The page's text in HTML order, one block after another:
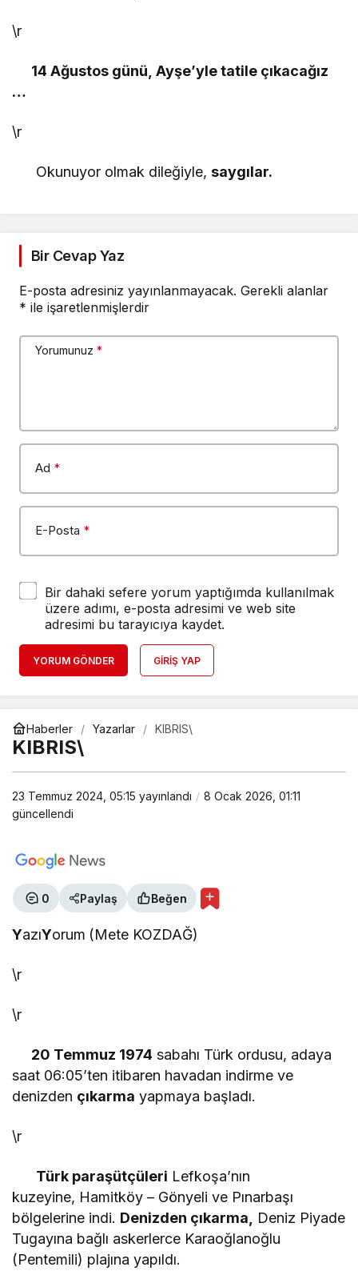
\r
14 Ağustos günü, Ayşe’yle tatile çıkacağız
…
\r
Okunuyor olmak dileğiyle,saygılar.
Bir Cevap Yaz
E-posta adresiniz yayınlanmayacak. Gerekli alanlar
* ile işaretlenmişlerdir
Yorumunuz *
Ad *
E-Posta *
Bir dahaki sefere yorum yaptığımda kullanılmak
üzere adımı, e-posta adresimi ve web site
adresimi bu tarayıcıya kaydet.
YORUM GÖNDER GIRIŞ YAP
Haberler Yazarlar KIBRIS\
KIBRIS\
23 Temmuz 2024, 05:15 yayınlandı
8 Ocak 2026, 01:11
güncellendi
0 Paylaş Beğen
YazıYorum (Mete KOZDAĞ)
\r
\r
20 Temmuz 1974 sabahı Türk ordusu, adaya
saat 06:05’ten itibaren havadan indirme ve
denizden çıkarma yapmaya başladı.
\r
Türk paraşütçüleri Lefkoşa’nın
kuzeyine, Hamitköy – Gönyeli ve Pınarbaşı
bölgelerine indi. Denizden çıkarma,
Deniz Piyade
Tugayına bağlı askerlerce Karaoğlanoğlu
(Pentemili) plajına yapıldı.